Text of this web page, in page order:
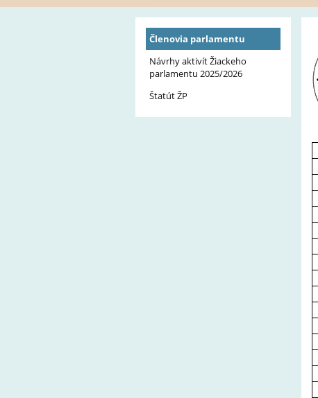
Členovia parlamentu
Návrhy aktivít Žiackeho
parlamentu 2025/2026
Štatút ŽP